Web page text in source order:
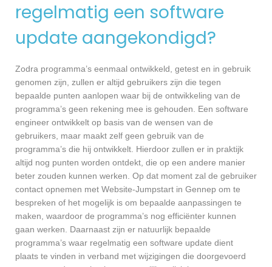
regelmatig een software
update aangekondigd?
Zodra programma’s eenmaal ontwikkeld, getest en in gebruik
genomen zijn, zullen er altijd gebruikers zijn die tegen
bepaalde punten aanlopen waar bij de ontwikkeling van de
programma’s geen rekening mee is gehouden. Een software
engineer ontwikkelt op basis van de wensen van de
gebruikers, maar maakt zelf geen gebruik van de
programma’s die hij ontwikkelt. Hierdoor zullen er in praktijk
altijd nog punten worden ontdekt, die op een andere manier
beter zouden kunnen werken. Op dat moment zal de gebruiker
contact opnemen met Website-Jumpstart in Gennep om te
bespreken of het mogelijk is om bepaalde aanpassingen te
maken, waardoor de programma’s nog efficiënter kunnen
gaan werken. Daarnaast zijn er natuurlijk bepaalde
programma’s waar regelmatig een software update dient
plaats te vinden in verband met wijzigingen die doorgevoerd